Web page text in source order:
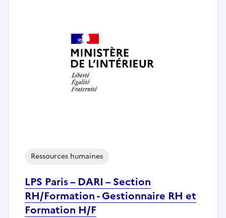
LPS Paris – DARI – Section
RH/Formation - Gestionnaire RH et
Formation H/F
Ressources humaines